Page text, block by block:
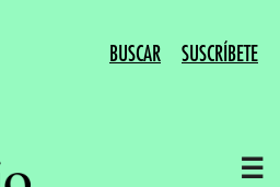
BUSCAR SUSCRÍBETE
☰